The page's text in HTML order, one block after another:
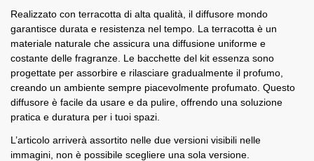
Realizzato con terracotta di alta qualità, il diffusore mondo
garantisce durata e resistenza nel tempo. La terracotta è un
materiale naturale che assicura una diffusione uniforme e
costante delle fragranze. Le bacchette del kit essenza sono
progettate per assorbire e rilasciare gradualmente il profumo,
creando un ambiente sempre piacevolmente profumato. Questo
diffusore è facile da usare e da pulire, offrendo una soluzione
pratica e duratura per i tuoi spazi.
L’articolo arriverà assortito nelle due versioni visibili nelle
immagini, non è possibile scegliere una sola versione.